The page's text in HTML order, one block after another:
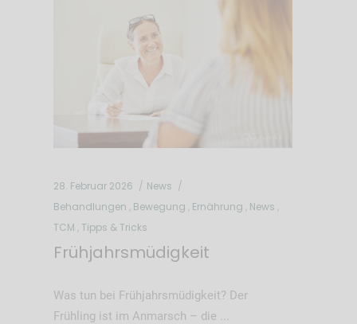
28. Februar 2026
News
Behandlungen , Bewegung , Ernährung , News ,
TCM , Tipps & Tricks
Frühjahrsmüdigkeit
Was tun bei Frühjahrsmüdigkeit? Der
Frühling ist im Anmarsch – die